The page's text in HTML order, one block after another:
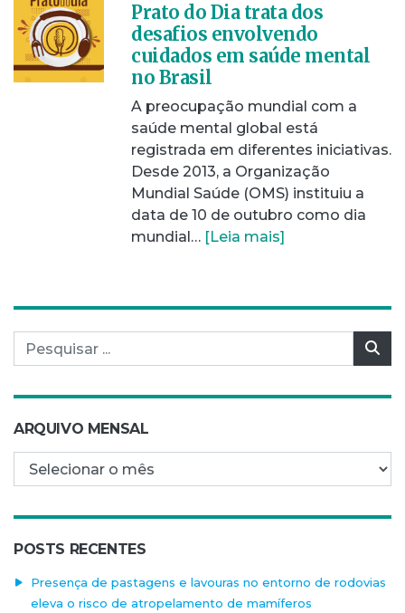
Prato do Dia trata dos
desafios envolvendo
cuidados em saúde mental
no Brasil
A preocupação mundial com a
saúde mental global está
registrada em diferentes iniciativas.
Desde 2013, a Organização
Mundial Saúde (OMS) instituiu a
data de 10 de outubro como dia
mundial… [Leia mais]
Pesquisar por:
ARQUIVO MENSAL
Arquivo mensal
POSTS RECENTES
Presença de pastagens e lavouras no entorno de rodovias
eleva o risco de atropelamento de mamíferos